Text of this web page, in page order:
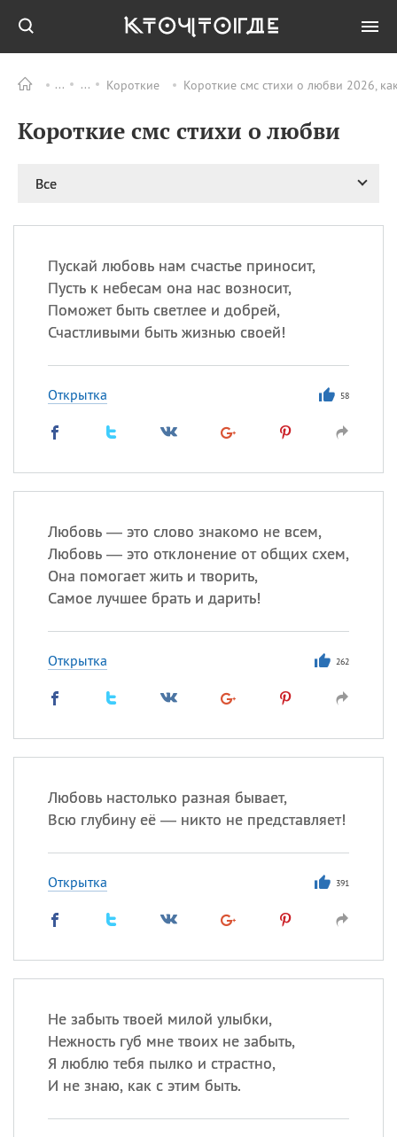
Короткие Короткие смс стихи о любви 2026,
Короткие смс стихи о любви
Все
Пускай любовь нам счастье приносит,
Пусть к небесам она нас возносит,
Поможет быть светлее и добрей,
Счастливыми быть жизнью своей!
Открытка 58
Любовь — это слово знакомо не всем,
Любовь — это отклонение от общих схем,
Она помогает жить и творить,
Самое лучшее брать и дарить!
Открытка 262
Любовь настолько разная бывает,
Всю глубину её — никто не представляет!
Открытка 391
Не забыть твоей милой улыбки,
Нежность губ мне твоих не забыть,
Я люблю тебя пылко и страстно,
И не знаю, как с этим быть.
ПРАЗДНИКИ Все
09.08 День памяти жертв
атомной
Национальный день
рисового пудинга
День Дымняшки
(Smokey Bear Day)
Все
Сегодня празднуют именины
происхождение